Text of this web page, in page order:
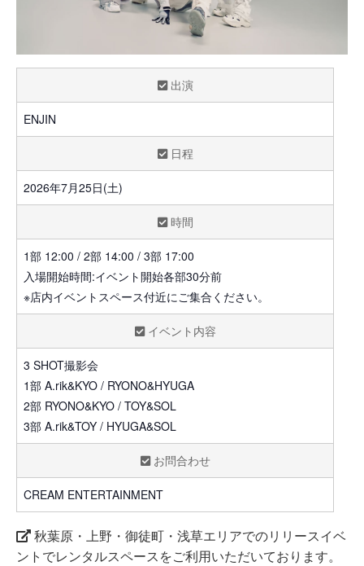
出演
ENJIN
日程
2026年7月25日(土)
時間
1部 12:00 / 2部 14:00 / 3部 17:00
入場開始時間:イベント開始各部30分前
※店内イベントスペース付近にご集合ください。
イベント内容
3 SHOT撮影会
1部 A.rik&KYO / RYONO&HYUGA
2部 RYONO&KYO / TOY&SOL
3部 A.rik&TOY / HYUGA&SOL
お問合わせ
CREAM ENTERTAINMENT
秋葉原・上野・御徒町・浅草エリアでのリリースイベ
ントでレンタルスペースをご利用いただいております。